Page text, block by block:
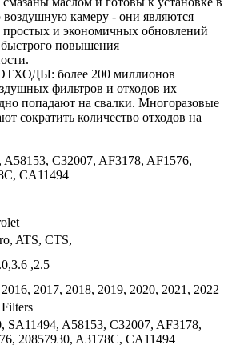
воздушную камеру - они являются
и экономичных обновлений
повышения
более 200 миллионов
фильтров и отходов их
попадают на свалки. Многоразовые
сократить количество отходов на
A58153, C32007, AF3178, AF1576,
CA11494
ATS, CTS,
,2.5
2017, 2018, 2019, 2020, 2021, 2022
SA11494, A58153, C32007, AF3178,
20857930, A3178C, CA11494